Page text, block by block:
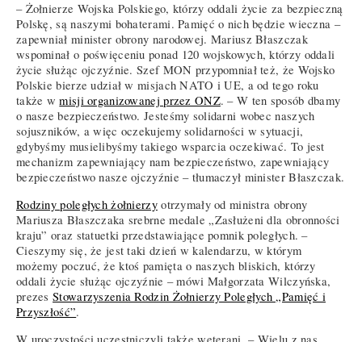
– Żołnierze Wojska Polskiego, którzy oddali życie za bezpieczną
Polskę, są naszymi bohaterami. Pamięć o nich będzie wieczna –
zapewniał minister obrony narodowej. Mariusz Błaszczak
wspominał o poświęceniu ponad 120 wojskowych, którzy oddali
życie służąc ojczyźnie. Szef MON przypomniał też, że Wojsko
Polskie bierze udział w misjach NATO i UE, a od tego roku
także wmisji organizowanej przez ONZ. – W ten sposób dbamy
o nasze bezpieczeństwo. Jesteśmy solidarni wobec naszych
sojuszników, a więc oczekujemy solidarności w sytuacji,
gdybyśmy musielibyśmy takiego wsparcia oczekiwać. To jest
mechanizm zapewniający nam bezpieczeństwo, zapewniający
bezpieczeństwo nasze ojczyźnie – tłumaczył minister Błaszczak.
Rodziny poległych żołnierzyotrzymały od ministra obrony
Mariusza Błaszczaka srebrne medale „Zasłużeni dla obronności
kraju” oraz statuetki przedstawiające pomnik poległych. –
Cieszymy się, że jest taki dzień w kalendarzu, w którym
możemy poczuć, że ktoś pamięta o naszych bliskich, którzy
oddali życie służąc ojczyźnie – mówi Małgorzata Wilczyńska,
prezesStowarzyszenia Rodzin Żołnierzy Poległych „Pamięć i
Przyszłość”.